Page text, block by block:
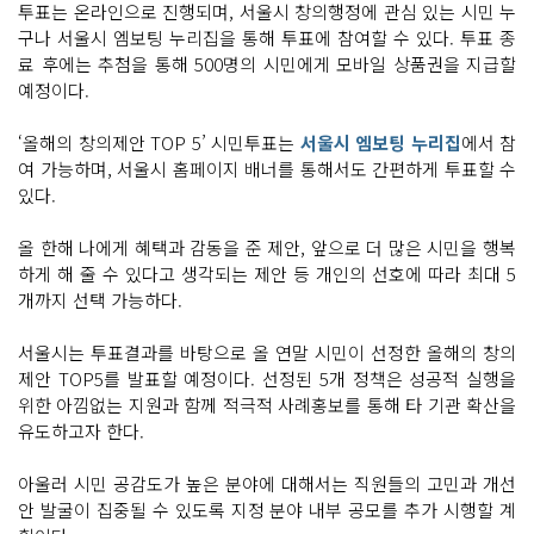
투표는 온라인으로 진행되며, 서울시 창의행정에 관심 있는 시민 누
구나 서울시 엠보팅 누리집을 통해 투표에 참여할 수 있다. 투표 종
료 후에는 추첨을 통해 500명의 시민에게 모바일 상품권을 지급할
예정이다.
‘올해의 창의제안 TOP 5’ 시민투표는 서울시 엠보팅 누리집에서 참
여 가능하며, 서울시 홈페이지 배너를 통해서도 간편하게 투표할 수
있다.
올 한해 나에게 혜택과 감동을 준 제안, 앞으로 더 많은 시민을 행복
하게 해 줄 수 있다고 생각되는 제안 등 개인의 선호에 따라 최대 5
개까지 선택 가능하다.
서울시는 투표결과를 바탕으로 올 연말 시민이 선정한 올해의 창의
제안 TOP5를 발표할 예정이다. 선정된 5개 정책은 성공적 실행을
위한 아낌없는 지원과 함께 적극적 사례홍보를 통해 타 기관 확산을
유도하고자 한다.
아울러 시민 공감도가 높은 분야에 대해서는 직원들의 고민과 개선
안 발굴이 집중될 수 있도록 지정 분야 내부 공모를 추가 시행할 계